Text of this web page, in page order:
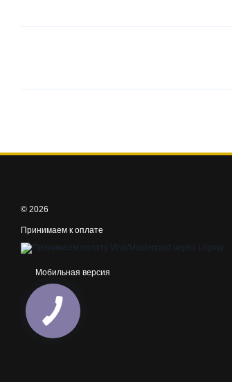
© 2026
Принимаем к оплате
Мобильная версия